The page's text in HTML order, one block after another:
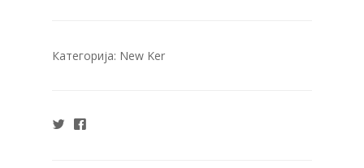
Категорија: New Ker